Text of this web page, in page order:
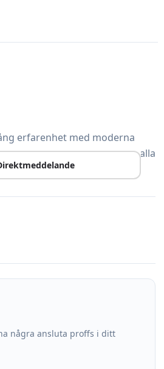
erfarenhet med moderna
kunder i Södertälje med alla
några ansluta proffs i ditt